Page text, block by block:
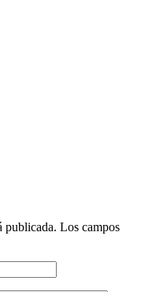
publicada. Los campos